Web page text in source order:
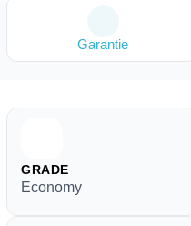
Garantie
GRADE
Economy